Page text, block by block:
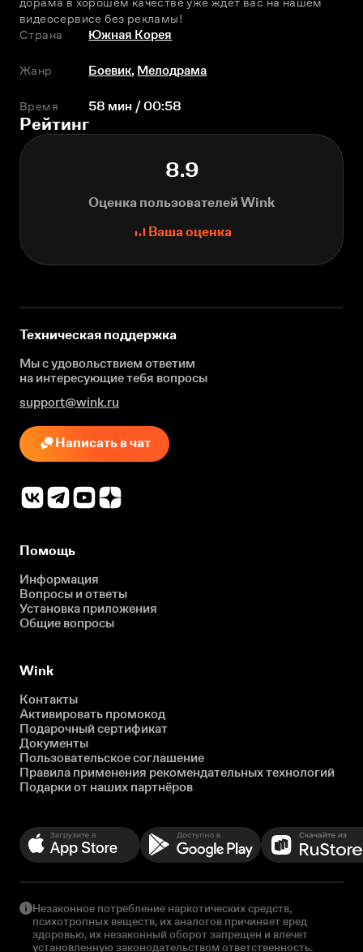
видеосервисе без рекламы!
Страна
Южная Корея
Жанр Боевик, Мелодрама
Время 58 мин / 00:58
Рейтинг
8.9
Оценка пользователей Wink
Ваша оценка
Техническая поддержка
Мы с удовольствием ответим
на интересующиетебя вопросы
support@wink.ru
Написать в чат
Помощь
Информация
Вопросы и ответы
Установка приложения
Общие вопросы
Wink
Контакты
Активировать промокод
Подарочный сертификат
Документы
Пользовательское соглашение
Правила применения рекомендательных технологий
Подарки от наших партнёров
Незаконное потребление наркотических средств,
психотропных веществ, их аналогов причиняет вред
здоровью, их незаконный оборот запрещен и влечет
установленную законодательством ответственность.